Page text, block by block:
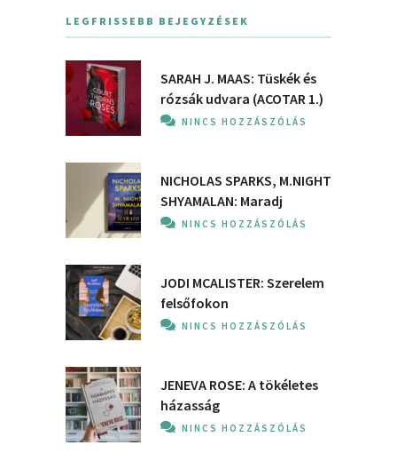
LEGFRISSEBB BEJEGYZÉSEK
SARAH J. MAAS: Tüskék és
rózsák udvara (ACOTAR 1.)
NINCS HOZZÁSZÓLÁS
NICHOLAS SPARKS, M.NIGHT
SHYAMALAN: Maradj
NINCS HOZZÁSZÓLÁS
JODI MCALISTER: Szerelem
felsőfokon
NINCS HOZZÁSZÓLÁS
JENEVA ROSE: A ​tökéletes
házasság
NINCS HOZZÁSZÓLÁS